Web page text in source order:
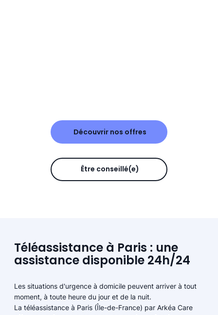
Découvrir nos offres
Être conseillé(e)
Téléassistance à Paris : une
assistance disponible 24h/24
Les situations d'urgence à domicile peuvent arriver à tout
moment, à toute heure du jour et de la nuit.
La téléassistance à Paris (Île-de-France) par Arkéa Care